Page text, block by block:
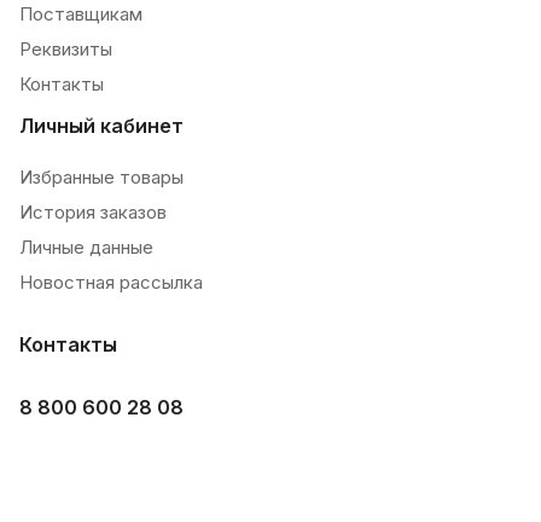
Поставщикам
Реквизиты
Контакты
Личный кабинет
Избранные товары
История заказов
Личные данные
Новостная рассылка
Контакты
8 800 600 28 08